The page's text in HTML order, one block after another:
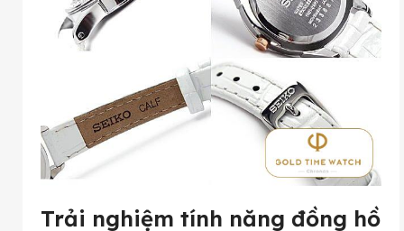
Trải nghiệm tính năng đồng hồ